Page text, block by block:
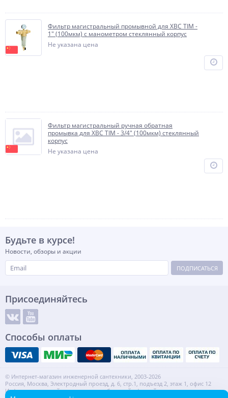
Фильтр магистральный промывной для ХВС TIM -
1" (100мкм) с манометром стеклянный корпус
Не указана цена
Фильтр магистральный ручная обратная
промывка для ХВС TIM - 3/4" (100мкм) стеклянный
корпус
Не указана цена
Будьте в курсе!
Новости, обзоры и акции
ПОДПИСАТЬСЯ
Присоединяйтесь
Способы оплаты
© Интернет-магазин инженерной сантехники, 2003-2026
Россия, Москва, Электродный проезд, д. 6, стр.1, подъезд 2, этаж 1, офис 12
Информация на сайте не является публичной офертой.